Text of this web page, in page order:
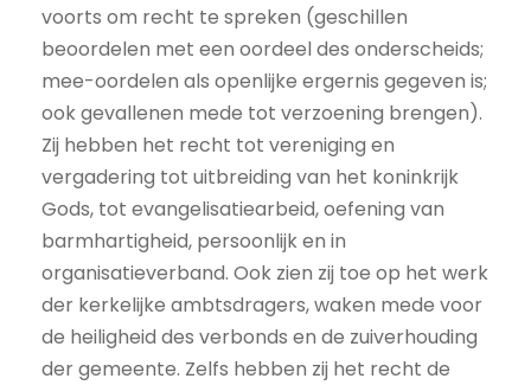
voorts om recht te spreken (geschillen
beoordelen met een oordeel des onderscheids;
mee-oordelen als openlijke ergernis gegeven is;
ook gevallenen mede tot verzoening brengen).
Zij hebben het recht tot vereniging en
vergadering tot uitbreiding van het koninkrijk
Gods, tot evangelisatiearbeid, oefening van
barmhartigheid, persoonlijk en in
organisatieverband. Ook zien zij toe op het werk
der kerkelijke ambtsdragers, waken mede voor
de heiligheid des verbonds en de zuiverhouding
der gemeente. Zelfs hebben zij het recht de